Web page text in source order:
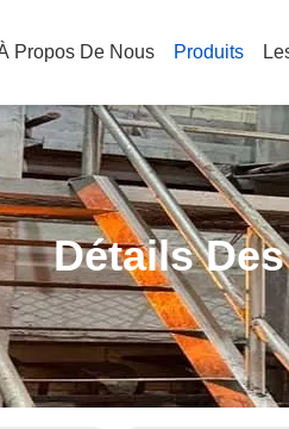
Propos De Nous Produits
Détails